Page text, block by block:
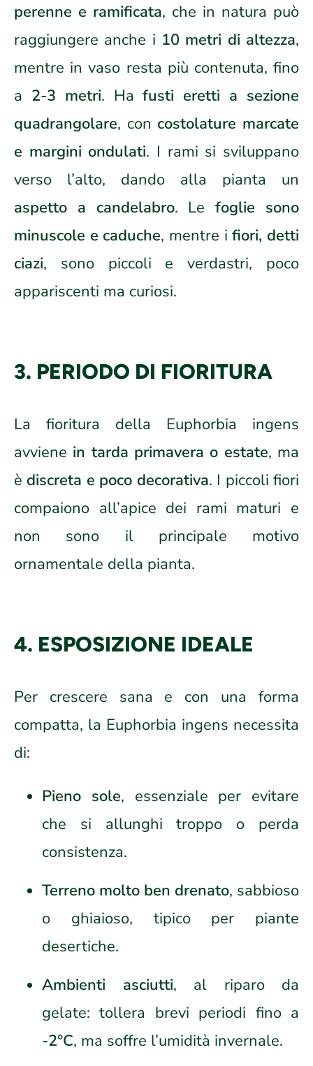
perenne e ramificata, che in natura può
raggiungere anche i 10 metri di altezza,
mentre in vaso resta più contenuta, fino
a 2-3 metri. Hafusti eretti a sezione
quadrangolare, con costolature marcate
e margini ondulati. I rami si sviluppano
verso l’alto, dando alla pianta un
aspetto a candelabro. Lefoglie sono
minuscole e caduche, mentre ifiori, detti
ciazi, sono piccoli e verdastri, poco
appariscenti ma curiosi.
3. PERIODO DI FIORITURA
La fioritura della Euphorbia ingens
avviene in tarda primavera o estate, ma
è discreta e poco decorativa. I piccoli fiori
compaiono all’apice dei rami maturi e
non sono il principale motivo
ornamentale della pianta.
4. ESPOSIZIONE IDEALE
Per crescere sana e con una forma
compatta, la Euphorbia ingens necessita
di:
Pieno sole, essenziale per evitare
che si allunghi troppo o perda
consistenza.
Terreno molto ben drenato, sabbioso
o ghiaioso, tipico per piante
desertiche.
Ambienti asciutti, al riparo da
gelate: tollera brevi periodi fino a
-2°C, ma soffre l’umidità invernale.